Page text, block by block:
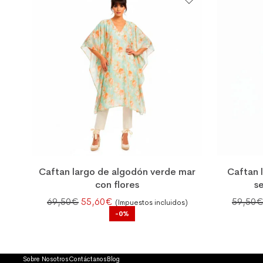
Caftan largo de algodón verde mar
con flores
69,50€ El precio original era: 69,50€.
55,60€El precio actual es: 55,60€.
(Impuestos incluidos)
-0%
Caftan
59,50€
Sobre NosotrosContáctanosBlog